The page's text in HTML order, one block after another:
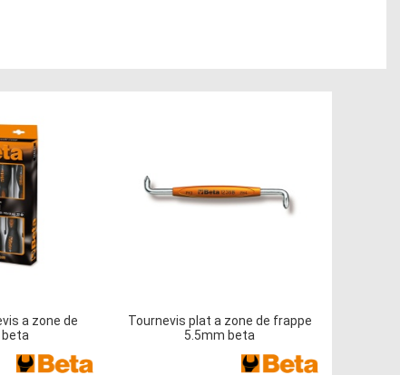
a zone de
Tournevis plat a zone de frappe
5.5mm beta